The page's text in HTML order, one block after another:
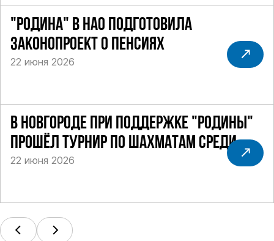
"РОДИНА" В НАО ПОДГОТОВИЛА
ЗАКОНОПРОЕКТ О ПЕНСИЯХ
22 июня 2026
В НОВГОРОДЕ ПРИ ПОДДЕРЖКЕ "РОДИНЫ"
ПРОШЁЛ ТУРНИР ПО ШАХМАТАМ СРЕДИ
СИЛОВИКОВ
22 июня 2026